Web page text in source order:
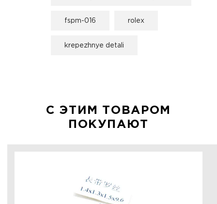
fspm-016 rolex
krepezhnye detali
С ЭТИМ ТОВАРОМ
ПОКУПАЮТ